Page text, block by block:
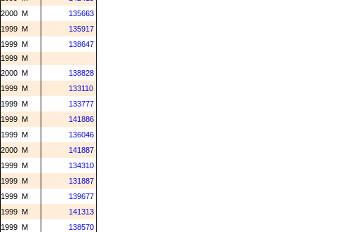
2000 M
135663
1999 M
135917
1999 M
138647
1999 M
2000 M
138828
1999 M
133110
1999 M
133777
1999 M
141886
1999 M
136046
2000 M
141887
1999 M
134310
1999 M
131887
1999 M
139677
1999 M
141313
1999 M
138570